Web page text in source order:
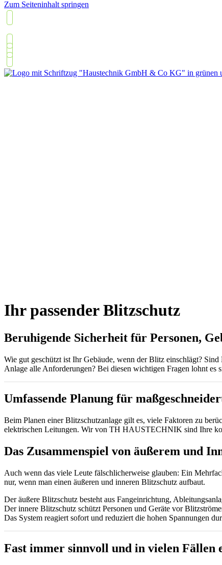
Zum Seiteninhalt springen
05426 2308
Ihr passender Blitzschutz
Beruhigende Sicherheit für Personen,
Wie gut geschützt ist Ihr Gebäude, wenn der Blitz einschlägt?
Anlage alle Anforderungen? Bei diesen wichtigen Fragen lohnt es
Umfassende Planung für
Beim Planen einer Blitzschutzanlage gilt es, viele Faktoren zu
elektrischen Leitungen. Wir von TH HAUSTECHNIK sind Ihre
Das Zusammenspiel von äußerem und
Auch wenn das viele Leute fälschlicherweise glauben: Ein
nur, wenn man einen äußeren und inneren Blitzschutz aufbaut.
Der äußere Blitzschutz besteht aus Fangeinrichtung,
Der innere Blitzschutz schützt Personen und Geräte vor
Das System reagiert sofort und reduziert die hohen Spannungen
Fast immer sinnvoll und in vielen Fällen